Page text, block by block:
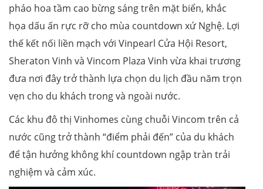
pháo hoa tầm cao bừng sáng trên mặt biển, khắc
họa dấu ấn rực rỡ cho mùa countdown xứ Nghệ. Lợi
thế kết nối liền mạch với Vinpearl Cửa Hội Resort,
Sheraton Vinh và Vincom Plaza Vinh vừa khai trương
đưa nơi đây trở thành lựa chọn du lịch đầu năm trọn
vẹn cho du khách trong và ngoài nước.
Các khu đô thị Vinhomes cùng chuỗi Vincom trên cả
nước cũng trở thành “điểm phải đến” của du khách
để tận hưởng không khí countdown ngập tràn trải
nghiệm và cảm xúc.